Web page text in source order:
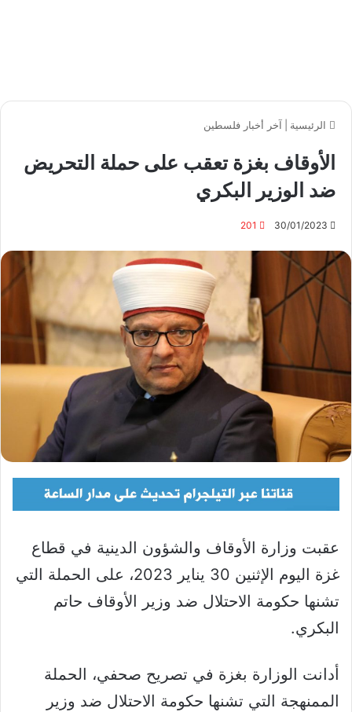
الرئيسية آخر أخبار فلسطين
الأوقاف بغزة تعقب على حملة التحريض
ضد الوزير البكري
30/01/2023
201
عقبت وزارة الأوقاف والشؤون الدينية في قطاع
غزة اليوم الإثنين 30 يناير 2023، على الحملة التي
تشنها حكومة الاحتلال ضد وزير الأوقاف حاتم
البكري.
أدانت الوزارة بغزة في تصريح صحفي، الحملة
الممنهجة التي تشنها حكومة الاحتلال ضد وزير